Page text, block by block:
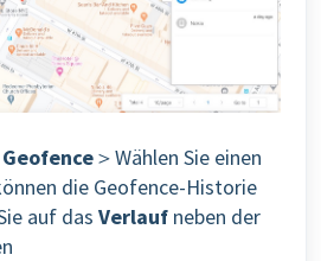
Geofence＞Wählen Sie einen
die Geofence-Historie
auf das Verlauf neben der